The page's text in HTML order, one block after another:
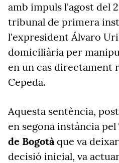
amb impuls l'agost del
tribunal de primera
l'expresident Álvaro
domiciliària per
en un cas directament
Cepeda.
Aquesta sentència,
en segona instància pel
de Bogotàque va
decisió inicial, va